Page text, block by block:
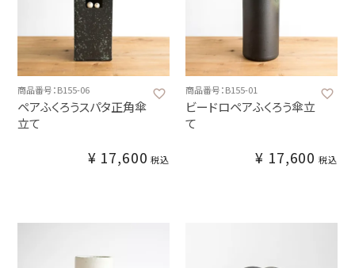
商品番号：B155-06
ペアふくろうスパタ正角傘
立て
¥ 17,600 税込
商品番号：B155-01
ビードロペアふくろう傘立
て
¥ 17,600 税込